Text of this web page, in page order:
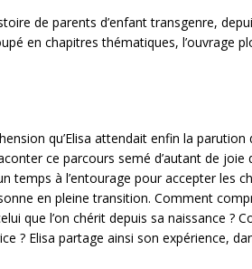
de parents d’enfant transgenre,
en chapitres thématiques, l’ouvrage
qu’Elisa attendait enfin la
ce parcours semé d’autant de
temps à l’entourage pour accepter les
en pleine transition. Comment
que l’on chérit depuis sa naissance ?
? Elisa partage ainsi son expérience,